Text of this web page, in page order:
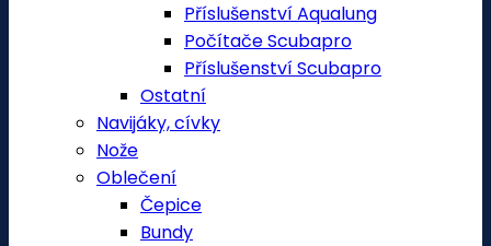
Příslušenství Aqualung
Počítače Scubapro
Příslušenství Scubapro
Ostatní
Navijáky, cívky
Nože
Oblečení
Čepice
Bundy